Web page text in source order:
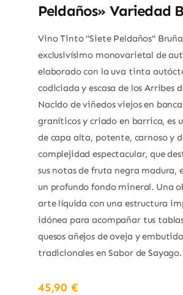
Peldaños» Variedad
Vino Tinto "Siete Peldaños"
exclusivísimo monovarietal de
elaborado con la uva tinta
codiciada y escasa de los Arribes
Nacido de viñedos viejos en
graníticos y criado en barrica, es
de capa alta, potente, carnoso y
complejidad espectacular, que
sus notas de fruta negra madura,
un profundo fondo mineral. Una
arte líquida con una estructura
idónea para acompañar tus
quesos añejos de oveja y
tradicionales en Sabor de Sayago.
45,90 €